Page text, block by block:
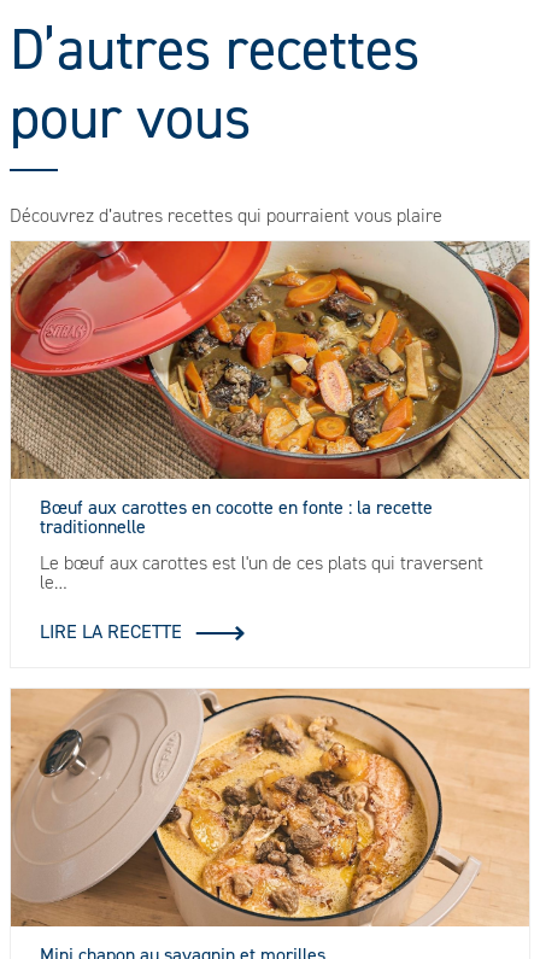
D’autres recettes
pour vous
Découvrez d’autres recettes qui pourraient vous plaire
Bœuf aux carottes en cocotte en fonte : la recette
traditionnelle
Le bœuf aux carottes est l'un de ces plats qui traversent
le…
LIRE LA RECETTE
Mini chapon au savagnin et morilles